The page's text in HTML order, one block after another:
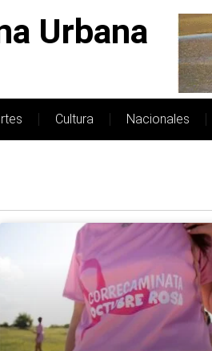
Urbana
Cultura Nacionales